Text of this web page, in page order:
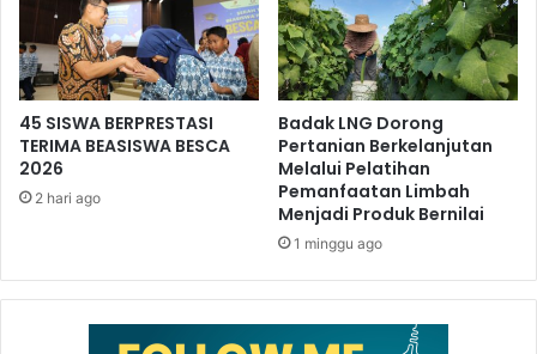
45 SISWA BERPRESTASI
TERIMA BEASISWA BESCA
2026
2 hari ago
Badak LNG Dorong
Pertanian Berkelanjutan
Melalui Pelatihan
Pemanfaatan Limbah
Menjadi Produk Bernilai
1 minggu ago